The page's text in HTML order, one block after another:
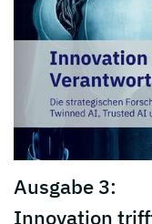
Ausgabe 3:
Innovation